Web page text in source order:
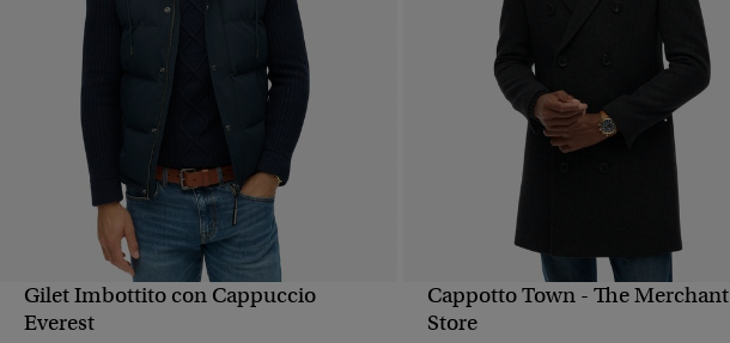
VISUALIZZAZIONE RAPIDA
Gilet Imbottito con Cappuccio
Everest
Cappotto Town - The Merchant
Store